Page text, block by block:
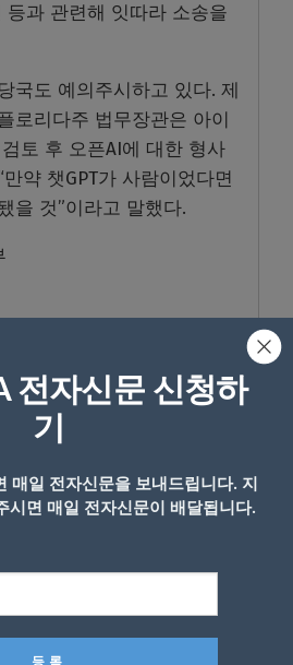
등과 관련해 잇따라 소송을
국도 예의주시하고 있다. 제
로리다주 법무장관은 아이
토 후 오픈AI에 대한 형사
약 챗GPT가 사람이었다면
을 것”이라고 말했다.
습니다.
전자신문 신청하
기
매일 전자신문을 보내드립니다. 지
시면 매일 전자신문이 배달됩니다.